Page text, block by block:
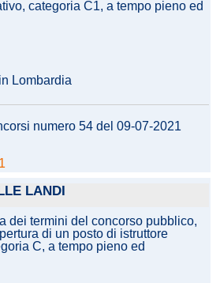
categoria C1, a tempo pieno ed
Lombardia
numero 54 del 09-07-2021
LANDI
dei termini del concorso pubblico,
di un posto di istruttore
C, a tempo pieno ed